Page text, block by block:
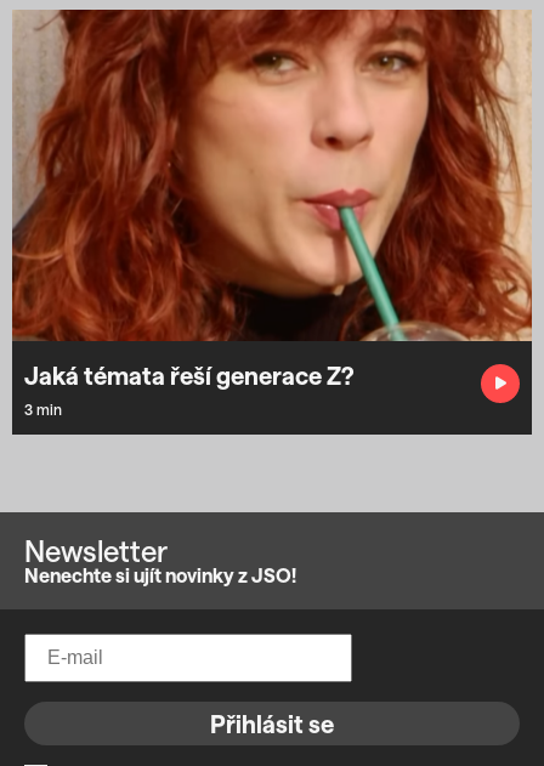
Jaká témata řeší generace Z?
3 min
Newsletter
Nenechte si ujít novinky z JSO!
Přihlásit se